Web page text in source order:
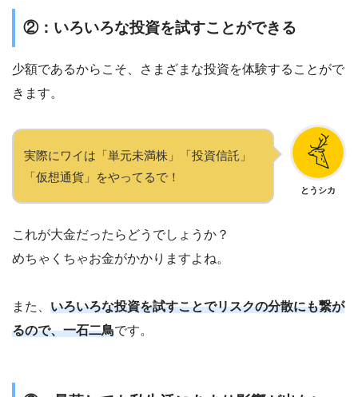
②：いろいろな投資を試すことができる
少額であるからこそ、さまざまな投資を体験することがで
きます。
とうシカ
実際にワイは「単元未満株」「投資信託」
「仮想通貨」をやってるで！
これが大金だったらどうでしょうか？
めちゃくちゃお金がかかりますよね。
また、 いろいろな投資を試すことでリスクの分散にも繋が
るので、一石二鳥です。